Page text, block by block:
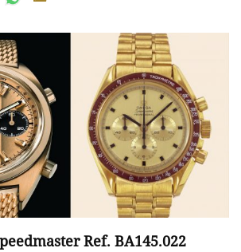
Ref. BA145.022